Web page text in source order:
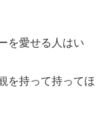
を愛せる人はい
を持って持ってほ